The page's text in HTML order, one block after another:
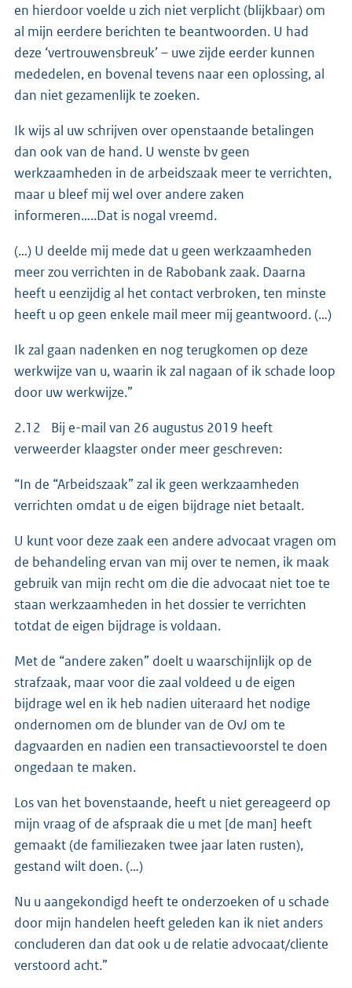
en hierdoor voelde u zich niet verplicht (blijkbaar) om
al mijn eerdere berichten te beantwoorden. U had
deze ‘vertrouwensbreuk’ – uwe zijde eerder kunnen
mededelen, en bovenal tevens naar een oplossing, al
dan niet gezamenlijk te zoeken.
Ik wijs al uw schrijven over openstaande betalingen
dan ook van de hand. U wenste bv geen
werkzaamheden in de arbeidszaak meer te verrichten,
maar u bleef mij wel over andere zaken
informeren…..Dat is nogal vreemd.
(…) U deelde mij mede dat u geen werkzaamheden
meer zou verrichten in de Rabobank zaak. Daarna
heeft u eenzijdig al het contact verbroken, ten minste
heeft u op geen enkele mail meer mij geantwoord. (…)
Ik zal gaan nadenken en nog terugkomen op deze
werkwijze van u, waarin ik zal nagaan of ik schade loop
door uw werkwijze.”
2.12 Bij e-mail van 26 augustus 2019 heeft
verweerder klaagster onder meer geschreven:
“In de “Arbeidszaak” zal ik geen werkzaamheden
verrichten omdat u de eigen bijdrage niet betaalt.
U kunt voor deze zaak een andere advocaat vragen om
de behandeling ervan van mij over te nemen, ik maak
gebruik van mijn recht om die die advocaat niet toe te
staan werkzaamheden in het dossier te verrichten
totdat de eigen bijdrage is voldaan.
Met de “andere zaken” doelt u waarschijnlijk op de
strafzaak, maar voor die zaal voldeed u de eigen
bijdrage wel en ik heb nadien uiteraard het nodige
ondernomen om de blunder van de OvJ om te
dagvaarden en nadien een transactievoorstel te doen
ongedaan te maken.
Los van het bovenstaande, heeft u niet gereageerd op
mijn vraag of de afspraak die u met [de man] heeft
gemaakt (de familiezaken twee jaar laten rusten),
gestand wilt doen. (…)
Nu u aangekondigd heeft te onderzoeken of u schade
door mijn handelen heeft geleden kan ik niet anders
concluderen dan dat ook u de relatie advocaat/cliente
verstoord acht.”